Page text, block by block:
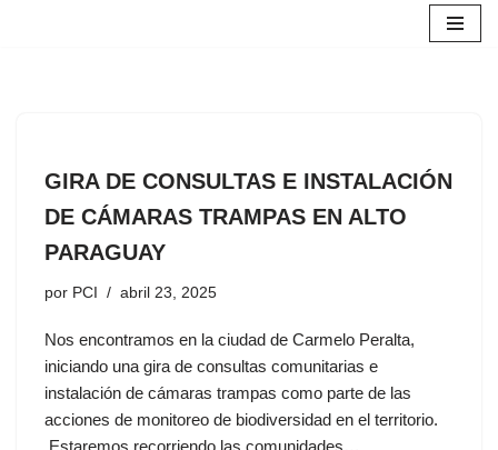
GIRA DE CONSULTAS E INSTALACIÓN
DE CÁMARAS TRAMPAS EN ALTO
PARAGUAY
por PCI abril 23, 2025
Nos encontramos en la ciudad de Carmelo Peralta,
iniciando una gira de consultas comunitarias e
instalación de cámaras trampas como parte de las
acciones de monitoreo de biodiversidad en el territorio.
Estaremos recorriendo las comunidades…